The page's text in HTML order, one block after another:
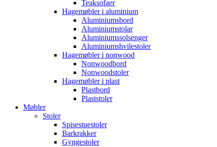
Teaksofaer
Hagemøbler i aluminium
Aluminiumsbord
Aluminiumstolar
Aluminiumssolsenger
Aluminiumshvilestoler
Hagemøbler i nonwood
Nonwoodbord
Nonwoodstoler
Hagemøbler i plast
Plastbord
Plaststoler
Møbler
Stoler
Spisestuestoler
Barkrakker
Gyngestoler